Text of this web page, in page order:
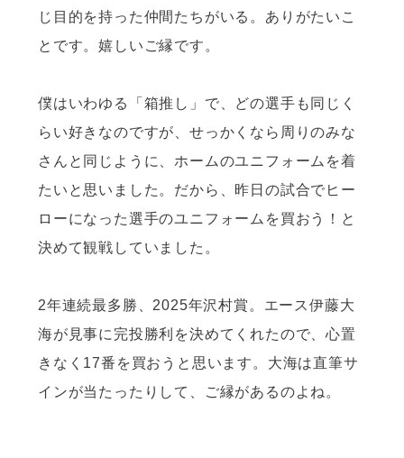
じ目的を持った仲間たちがいる。ありがたいこ
とです。嬉しいご縁です。
僕はいわゆる「箱推し」で、どの選手も同じく
らい好きなのですが、せっかくなら周りのみな
さんと同じように、ホームのユニフォームを着
たいと思いました。だから、昨日の試合でヒー
ローになった選手のユニフォームを買おう！と
決めて観戦していました。
2年連続最多勝、2025年沢村賞。エース伊藤大
海が見事に完投勝利を決めてくれたので、心置
きなく17番を買おうと思います。大海は直筆サ
インが当たったりして、ご縁があるのよね。